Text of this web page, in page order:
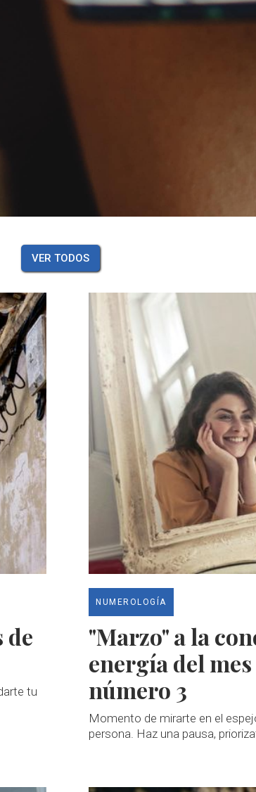
VER TODOS
de
tu
NUMEROLOGÍA
"Marzo" a la
energía del
número 3
Momento de mirarte en el
persona. Haz una pausa,